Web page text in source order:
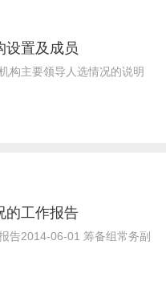
设置及成员
构主要领导人选情况的说明
的工作报告
告2014-06-01 筹备组常务副